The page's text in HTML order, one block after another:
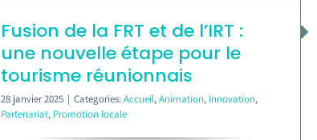
Fusion de la FRT et de l’IRT :
une nouvelle étape pour le
tourisme réunionnais
28 janvier 2025 | Categories:Accueil,Animation, Innovation,
Partenariat, Promotion locale